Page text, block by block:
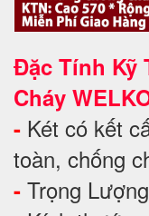
Đặc Tính Kỹ
Cháy
- Két có kết
toàn, chống
- Trọng